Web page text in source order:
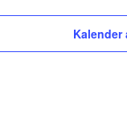
Kalender